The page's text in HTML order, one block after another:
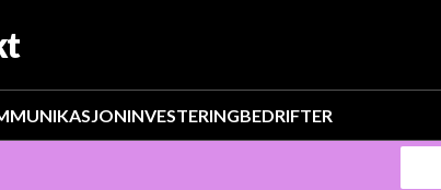
INVESTERINGBEDRIFTER